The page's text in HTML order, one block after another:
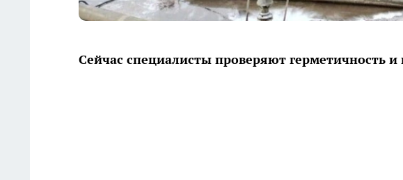
Сейчас специалисты проверяют герметичность